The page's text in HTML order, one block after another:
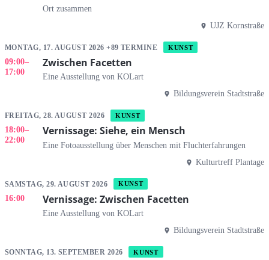
Ort zusammen
UJZ Kornstraße
MONTAG, 17. AUGUST 2026 +89 TERMINE KUNST
09:00–
17:00
Zwischen Facetten
Eine Ausstellung von KOLart
Bildungsverein Stadtstraße
FREITAG, 28. AUGUST 2026 KUNST
18:00–
22:00
Vernissage: Siehe, ein Mensch
Eine Fotoausstellung über Menschen mit Fluchterfahrungen
Kulturtreff Plantage
SAMSTAG, 29. AUGUST 2026 KUNST
16:00 Vernissage: Zwischen Facetten
Eine Ausstellung von KOLart
Bildungsverein Stadtstraße
SONNTAG, 13. SEPTEMBER 2026 KUNST